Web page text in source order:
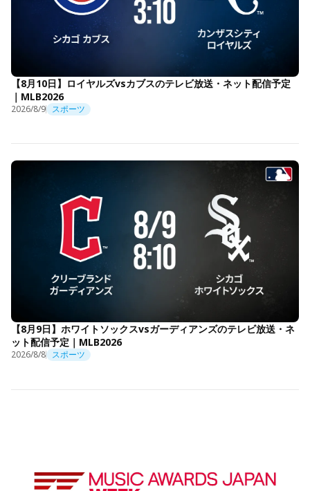
【8月10日】ロイヤルズvsカブスのテレビ放送・ネット配信予定
｜MLB2026
2026/8/9 スポーツ
【8月9日】ホワイトソックスvsガーディアンズのテレビ放送・ネ
ット配信予定｜MLB2026
2026/8/8 スポーツ